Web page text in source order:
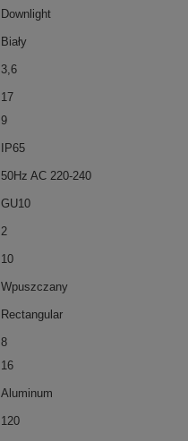
Downlight
Biały
3,6
17
9
IP65
50Hz AC 220-240
GU10
2
10
Wpuszczany
Rectangular
8
16
Aluminum
120